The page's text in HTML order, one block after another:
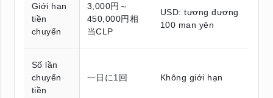
Giới hạn
tiền
chuyển
3,000円～
450,000円相
当CLP
USD: tương đương
100 man yên
Số lần
chuyển
tiền
一日に1回 Không giới hạn